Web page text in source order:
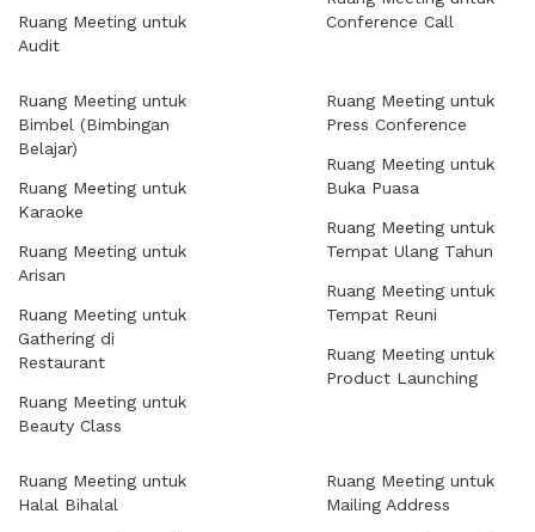
Ruang Meeting untuk
Audit
Conference Call
Ruang Meeting untuk
Bimbel (Bimbingan
Belajar)
Ruang Meeting untuk
Karaoke
Ruang Meeting untuk
Arisan
Ruang Meeting untuk
Gathering di
Restaurant
Ruang Meeting untuk
Beauty Class
Ruang Meeting untuk
Press Conference
Ruang Meeting untuk
Buka Puasa
Ruang Meeting untuk
Tempat Ulang Tahun
Ruang Meeting untuk
Tempat Reuni
Ruang Meeting untuk
Product Launching
Ruang Meeting untuk
Halal Bihalal
Ruang Meeting untuk
Mailing Address